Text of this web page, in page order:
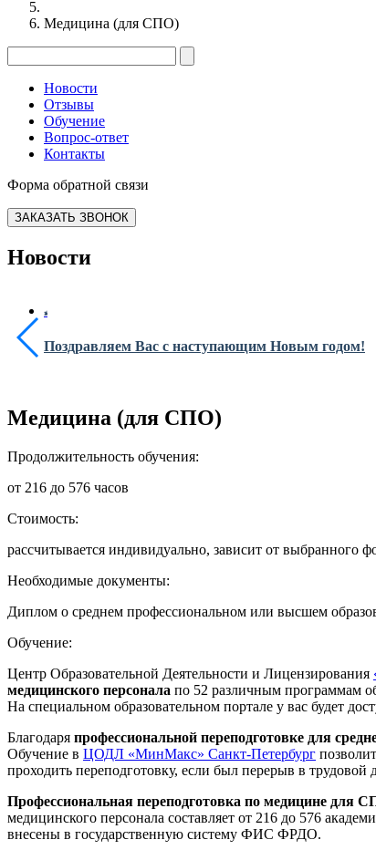
Медицина (для СПО)
Новости
Отзывы
Обучение
Вопрос-ответ
Контакты
Форма обратной связи
ЗАКАЗАТЬ ЗВОНОК
Новости
Поздравляем Вас с наступающим Новым годом!
Медицина (для СПО)
Продолжительность обучения:
от 216 до 576 часов
Стоимость:
рассчитывается индивидуально, зависит от выбранного
Необходимые документы:
Диплом о среднем профессиональном или высшем
Обучение:
Центр Образовательной Деятельности и Лицензирования
медицинского персонала по 52 различным программам
На специальном образовательном портале у вас будет
Благодаря профессиональной переподготовке для
Обучение в ЦОДЛ «МинМакс» Санкт-Петербург
проходить переподготовку, если был перерыв в трудовой
Профессиональная переподготовка по медицине для
медицинского персонала составляет от 216 до 576
внесены в государственную систему ФИС ФРДО.